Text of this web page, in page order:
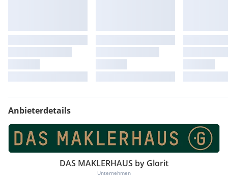
Anbieterdetails
DAS MAKLERHAUS by Glorit
Unternehmen